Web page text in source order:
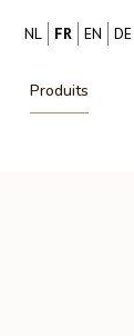
NL FR EN DE
Produits